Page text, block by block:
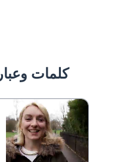
كلمات